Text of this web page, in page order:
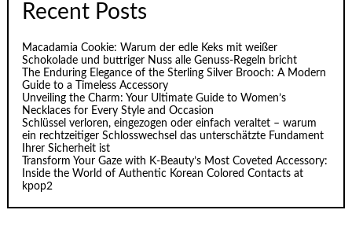
Recent Posts
Macadamia Cookie: Warum der edle Keks mit weißer
Schokolade und buttriger Nuss alle Genuss-Regeln bricht
The Enduring Elegance of the Sterling Silver Brooch: A Modern
Guide to a Timeless Accessory
Unveiling the Charm: Your Ultimate Guide to Women’s
Necklaces for Every Style and Occasion
Schlüssel verloren, eingezogen oder einfach veraltet – warum
ein rechtzeitiger Schlosswechsel das unterschätzte Fundament
Ihrer Sicherheit ist
Transform Your Gaze with K‑Beauty’s Most Coveted Accessory:
Inside the World of Authentic Korean Colored Contacts at
kpop2